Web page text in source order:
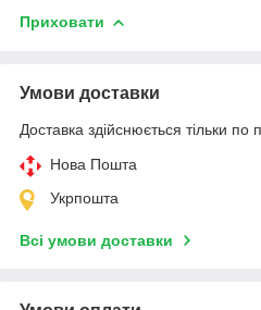
Приховати
Умови доставки
Доставка здійснюється тільки по
Нова Пошта
Укрпошта
Всі умови доставки